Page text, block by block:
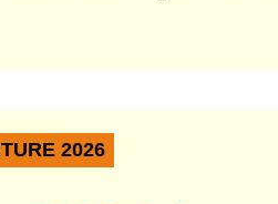
2026